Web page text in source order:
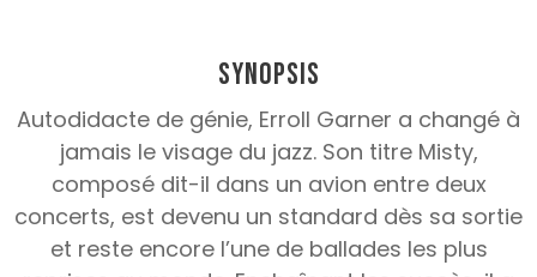
Synopsis
Autodidacte de génie, Erroll Garner a changé à
jamais le visage du jazz. Son titre Misty,
composé dit-il dans un avion entre deux
concerts, est devenu un standard dès sa sortie
et reste encore l’une de ballades les plus